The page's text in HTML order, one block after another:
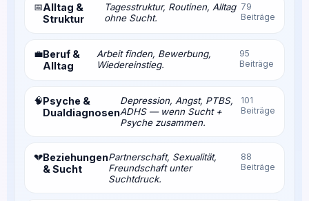
📅Alltag &
Struktur
Tagesstruktur, Routinen, Alltag
ohne Sucht.
79
Beiträge
💼Beruf &
Alltag
Arbeit finden, Bewerbung,
Wiedereinstieg.
95
Beiträge
🧠Psyche &
Dualdiagnosen
Depression, Angst, PTBS,
ADHS — wenn Sucht +
Psyche zusammen.
101
Beiträge
💔Beziehungen
& Sucht
Partnerschaft, Sexualität,
Freundschaft unter
Suchtdruck.
88
Beiträge